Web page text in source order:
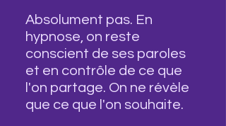
Absolument pas. En
hypnose, on reste
conscient de ses paroles
et en contrôle de ce que
l'on partage. On ne révèle
que ce que l'on souhaite.